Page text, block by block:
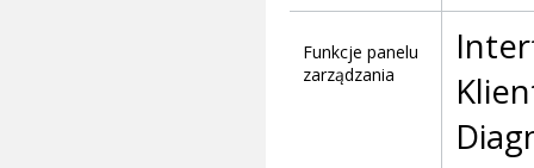
Funkcje panelu
zarządzania